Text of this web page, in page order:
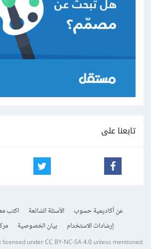
تابعنا على
عن أكاديمية حسوب الأسئلة الشائعة اكتب
إرشادات الاستخدام
بيان الخصوصية
licensed underCC BY-NC-SA 4.0unless mentioned